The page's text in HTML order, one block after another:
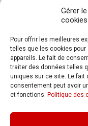
Gérer
cookies
Pour offrir les meilleures
telles que les cookies
appareils. Le fait de
traiter des données telles
uniques sur ce site. Le fait
consentement peut avoir
et fonctions. Politique des
Trac confédéral sur les
Séance plénière du
Tract UD 25 — Une
maladie
TEXT WIDGET